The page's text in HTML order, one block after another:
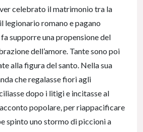
celebrato il matrimonio tra la
legionario romano e pagano
supporre una propensione del
dell’amore. Tante sono poi
alla figura del santo. Nella sua
che regalasse fiori agli
dopo i litigi e incitasse al
popolare, per riappacificare
spinto uno stormo di piccioni a